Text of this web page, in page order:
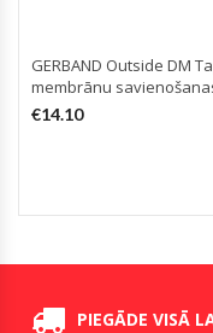
GERBAND Outside DM
membrānu
€14.10
PIEGĀDE VISĀ